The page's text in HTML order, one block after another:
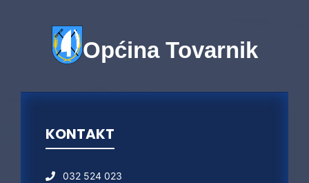
Općina Tovarnik
KONTAKT
032 524 023